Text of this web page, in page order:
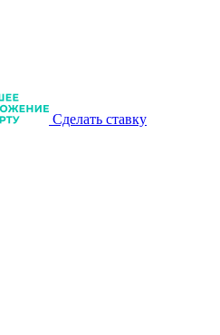
Сделать ставку